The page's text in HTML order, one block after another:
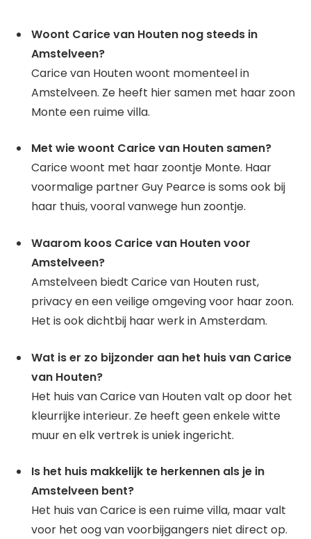
Woont Carice van Houten nog steeds in
Amstelveen?
Carice van Houten woont momenteel in
Amstelveen. Ze heeft hier samen met haar zoon
Monte een ruime villa.
Met wie woont Carice van Houten samen?
Carice woont met haar zoontje Monte. Haar
voormalige partner Guy Pearce is soms ook bij
haar thuis, vooral vanwege hun zoontje.
Waarom koos Carice van Houten voor
Amstelveen?
Amstelveen biedt Carice van Houten rust,
privacy en een veilige omgeving voor haar zoon.
Het is ook dichtbij haar werk in Amsterdam.
Wat is er zo bijzonder aan het huis van Carice
van Houten?
Het huis van Carice van Houten valt op door het
kleurrijke interieur. Ze heeft geen enkele witte
muur en elk vertrek is uniek ingericht.
Is het huis makkelijk te herkennen als je in
Amstelveen bent?
Het huis van Carice is een ruime villa, maar valt
voor het oog van voorbijgangers niet direct op.